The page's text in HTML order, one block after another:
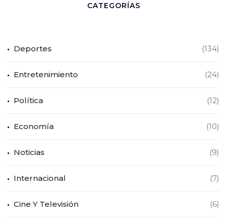
CATEGORÍAS
Deportes (134)
Entretenimiento (24)
Política (12)
Economía (10)
Noticias (9)
Internacional (7)
Cine Y Televisión (6)